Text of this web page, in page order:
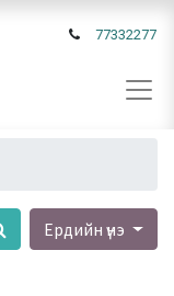
77332277
Ердийн үнэ